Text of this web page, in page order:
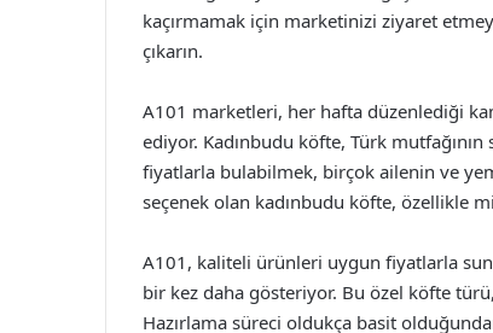
kaçırmamak için marketinizi ziyaret
çıkarın.
A101 marketleri, her hafta düzenlediği
ediyor. Kadınbudu köfte, Türk
fiyatlarla bulabilmek, birçok ailenin ve
seçenek olan kadınbudu köfte, özellikle
A101, kaliteli ürünleri uygun fiyatlarla
bir kez daha gösteriyor. Bu özel köfte türü,
Hazırlama süreci oldukça basit